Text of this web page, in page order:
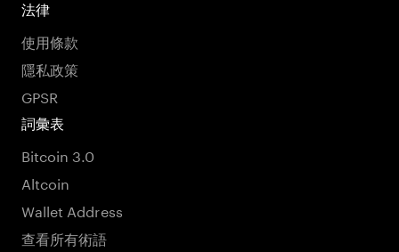
法律
使用條款
隱私政策
GPSR
詞彙表
Bitcoin 3.0
Altcoin
Wallet Address
查看所有術語